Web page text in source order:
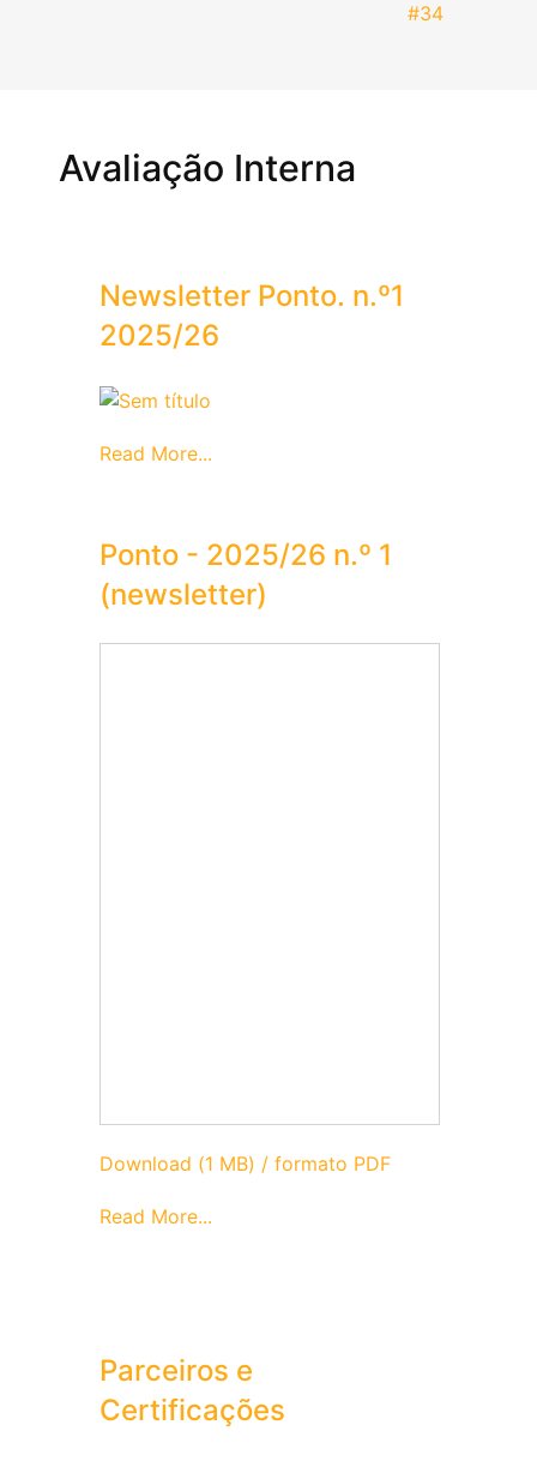
#34
Avaliação Interna
Newsletter Ponto. n.º1
2025/26
Read More...
Ponto - 2025/26 n.º 1
(newsletter)
Download (1 MB) / formato PDF
Read More...
Parceiros e
Certificações